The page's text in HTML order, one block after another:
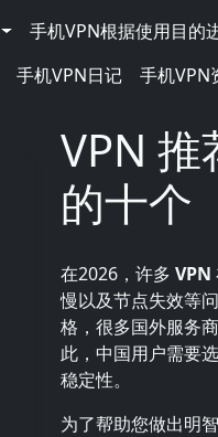
手机VPN根据使用目的
手机VPN日记 手机VPN
VPN
的十个
在2026，许多 VPN
慢以及节点失效等
格，很多国外服务
此，中国用户需要
稳定性。
为了帮助您做出明